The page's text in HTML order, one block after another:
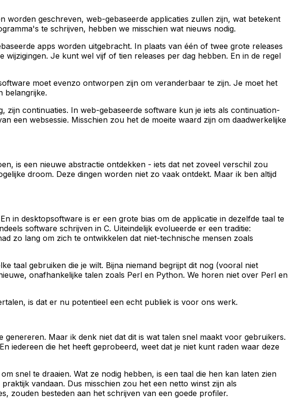
worden geschreven, web-gebaseerde applicaties zullen zijn, wat betekent
te schrijven, hebben we misschien wat nieuws nodig.
apps worden uitgebracht. In plaats van één of twee grote releases
Je kunt wel vijf of tien releases per dag hebben. En in de regel
moet evenzo ontworpen zijn om veranderbaar te zijn. Je moet het
belangrijke.
continuaties. In web-gebaseerde software kun je iets als continuation-
een websessie. Misschien zou het de moeite waard zijn om daadwerkelijke
is een nieuwe abstractie ontdekken - iets dat net zoveel verschil zou
droom. Deze dingen worden niet zo vaak ontdekt. Maar ik ben altijd
in desktopsoftware is er een grote bias om de applicatie in dezelfde taal te
software schrijven in C. Uiteindelijk evolueerde er een traditie:
zo lang om zich te ontwikkelen dat niet-technische mensen zoals
taal gebruiken die je wilt. Bijna niemand begrijpt dit nog (vooral niet
onafhankelijke talen zoals Perl en Python. We horen niet over Perl en
is dat er nu potentieel een echt publiek is voor ons werk.
Maar ik denk niet dat dit is wat talen snel maakt voor gebruikers.
iedereen die het heeft geprobeerd, weet dat je niet kunt raden waar deze
snel te draaien. Wat ze nodig hebben, is een taal die hen kan laten zien
vandaan. Dus misschien zou het een netto winst zijn als
zouden besteden aan het schrijven van een goede profiler.